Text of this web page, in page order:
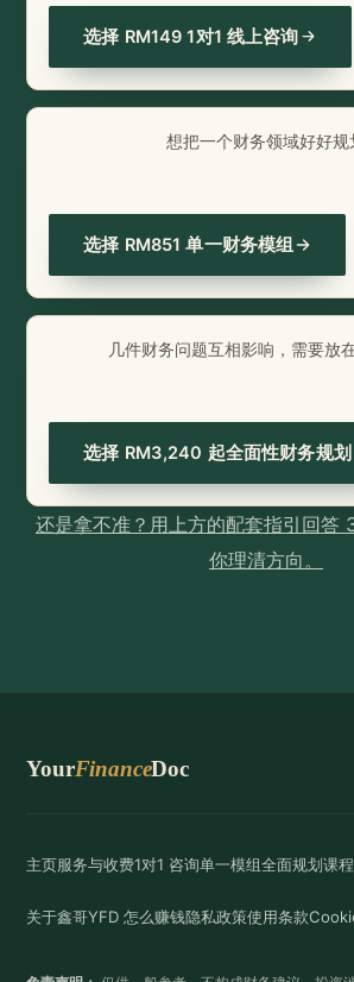
选择 RM149 1对1 线上咨询
想把一个财务领域好好规
选择 RM851 单一财务模组
几件财务问题互相影响，需要放
选择 RM3,240 起全面性财务规划
还是拿不准？用上方的配套指引回答
你理清方向。
YourFinanceDoc
主页服务与收费1对1 咨询单一模组全面规划课程
关于鑫哥YFD 怎么赚钱隐私政策使用条款